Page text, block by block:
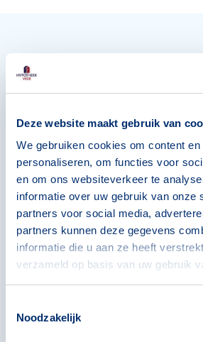
Deze website maakt gebruik van
We gebruiken cookies om content
personaliseren, om functies voor
en om ons websiteverkeer te
informatie over uw gebruik van onze
partners voor social media,
partners kunnen deze gegevens
informatie die u aan ze heeft
verzameld op basis van uw gebruik
Noodzakelijk
Volledig
Wij vergelijken het aanbod
Het grootste aanbod en
Wij krijgen geen
hypotheek
persoonlijke situatie